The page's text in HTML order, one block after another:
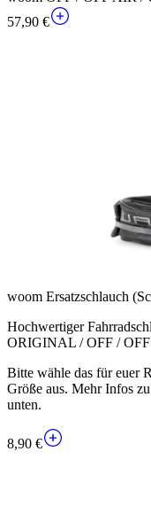
57,90 €
woom Ersatzschlauch
Hochwertiger
ORIGINAL / OFF /
Bitte wähle das für euer
Größe aus. Mehr Infos
unten.
8,90 €